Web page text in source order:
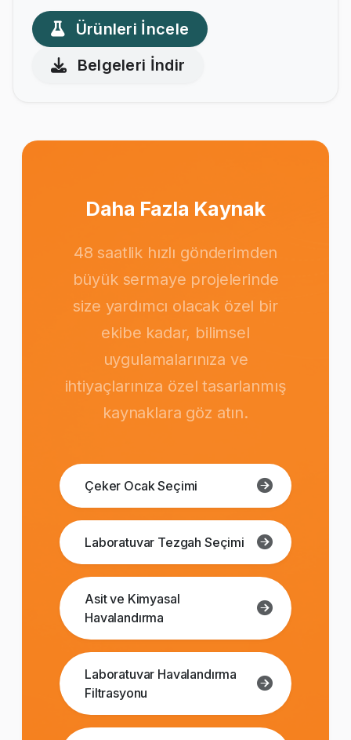
Ürünleri İncele
Belgeleri İndir
Daha Fazla Kaynak
48 saatlik hızlı gönderimden
büyük sermaye projelerinde
size yardımcı olacak özel bir
ekibe kadar, bilimsel
uygulamalarınıza ve
ihtiyaçlarınıza özel tasarlanmış
kaynaklara göz atın.
Çeker Ocak Seçimi
Laboratuvar Tezgah Seçimi
Asit ve Kimyasal
Havalandırma
Laboratuvar Havalandırma
Filtrasyonu